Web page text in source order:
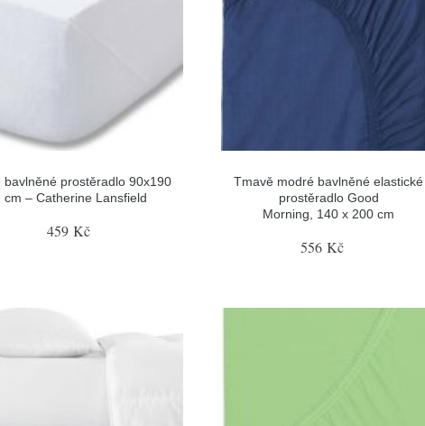
bavlněné prostěradlo 90x190
cm – Catherine Lansfield
459 Kč
Tmavě modré bavlněné elastické
prostěradlo Good
Morning, 140 x 200 cm
556 Kč